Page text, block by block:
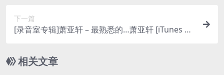
下一篇
[录音室专辑]萧亚轩 – 最熟悉的…萧亚轩 [iTunes Pl
相关文章